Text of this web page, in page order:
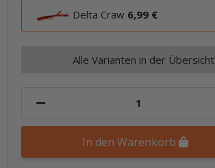
Delta Craw 6,99 €
Alle Varianten in der Übersicht
In den Warenkorb